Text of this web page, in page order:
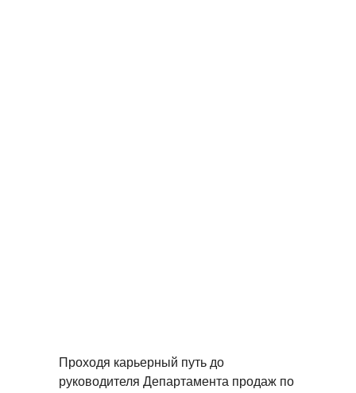
Проходя карьерный путь до
руководителя Департамента продаж по